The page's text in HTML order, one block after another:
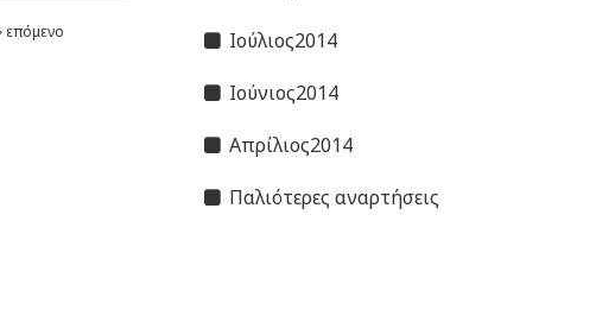
επόμενο
Ιούλιος2014
Ιούνιος2014
Απρίλιος2014
Παλιότερες αναρτήσεις